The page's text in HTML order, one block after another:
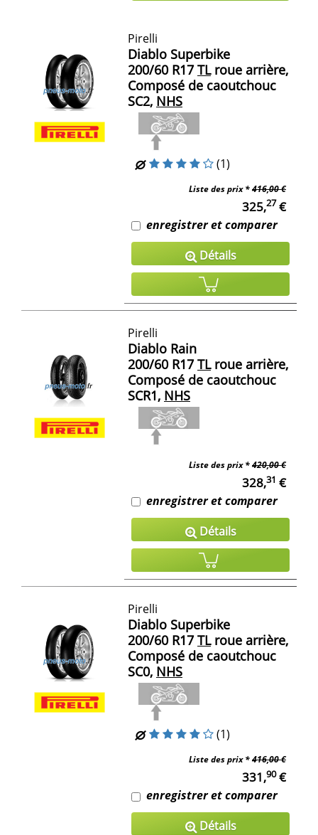
Pirelli
Diablo Superbike
200/60 R17 TLroue arrière,
Composé de caoutchouc
SC2, NHS
(1)
Liste des prix *416,00 €
325,27 €
enregistrer et comparer
Détails
Pirelli
Diablo Rain
200/60 R17 TLroue arrière,
Composé de caoutchouc
SCR1, NHS
Liste des prix *420,00 €
328,31 €
enregistrer et comparer
Détails
Pirelli
Diablo Superbike
200/60 R17 TLroue arrière,
Composé de caoutchouc
SC0, NHS
(1)
Liste des prix *416,00 €
331,90€
enregistrer et comparer
Détails